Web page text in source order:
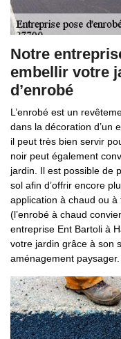
Notre
embellir votre
d’enrobé
L’enrobé est un
dans la décoration d’un
il peut très bien servir
noir peut également
jardin. Il est possible de
sol afin d’offrir encore
application à chaud ou
(l’enrobé à chaud
entreprise Ent Bartoli à
votre jardin grâce à son
aménagement paysager.